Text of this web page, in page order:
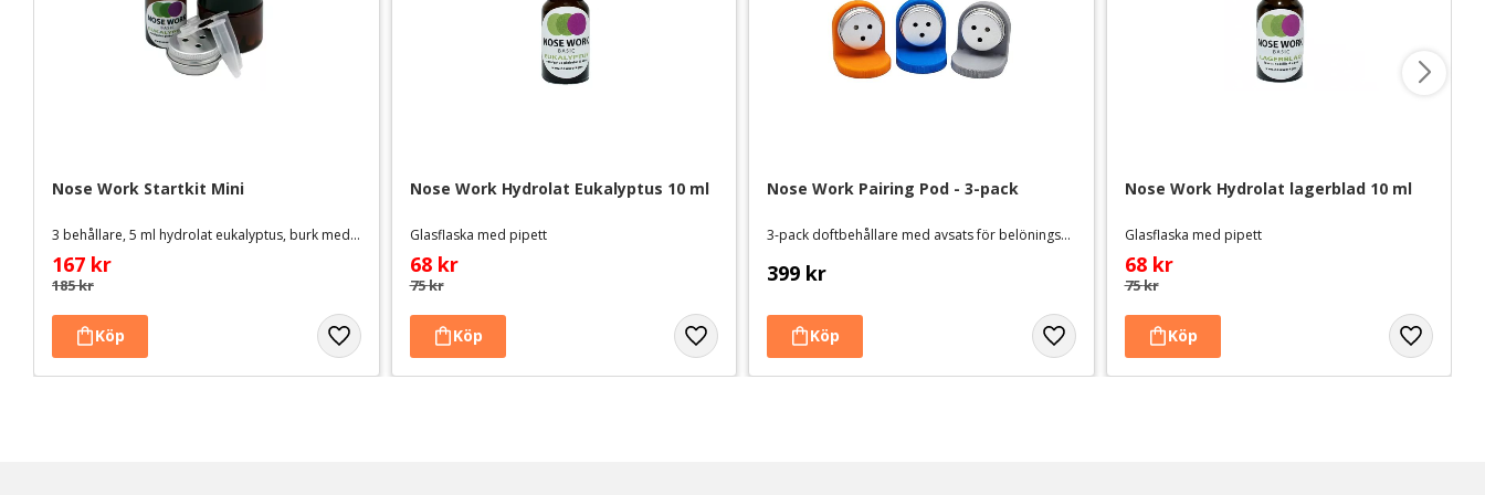
oavsett om du vill tävla i nosework eller bara söker ett bra och enkelt inslag i vardagen. Det går också bra
att kombinera nosework med andra träningsformer.
Nose Work Startkit Mini
3 behållare, 5 ml hydrolat eukalyptus, burk med 20 topshuvuden
167 kr
185kr
Nose Work Hydrolat Eukalyptus 10 ml
Glasflaska med pipett
68 kr
75kr
Nose Work Pairing Pod - 3-pack
3-pack doftbehållare med avsats för belöningsgodis
399 kr
Nose Work Hydrolat lagerblad 10 ml
Glasflaska med pipett
68 kr
75kr